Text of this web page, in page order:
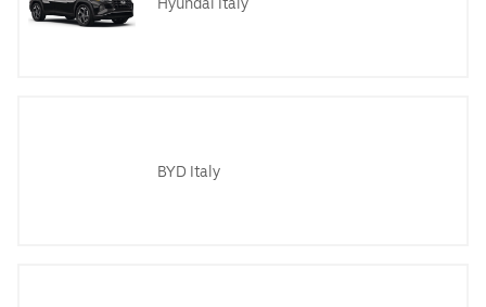
BYD Italy